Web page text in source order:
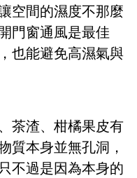
空間的濕度不那麼
門窗通風是最佳
也能避免高濕氣與
茶渣、柑橘果皮有
質本身並無孔洞，
不過是因為本身的